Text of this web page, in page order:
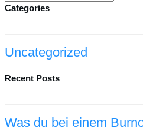
Categories
Uncategorized
Recent Posts
Was du bei einem